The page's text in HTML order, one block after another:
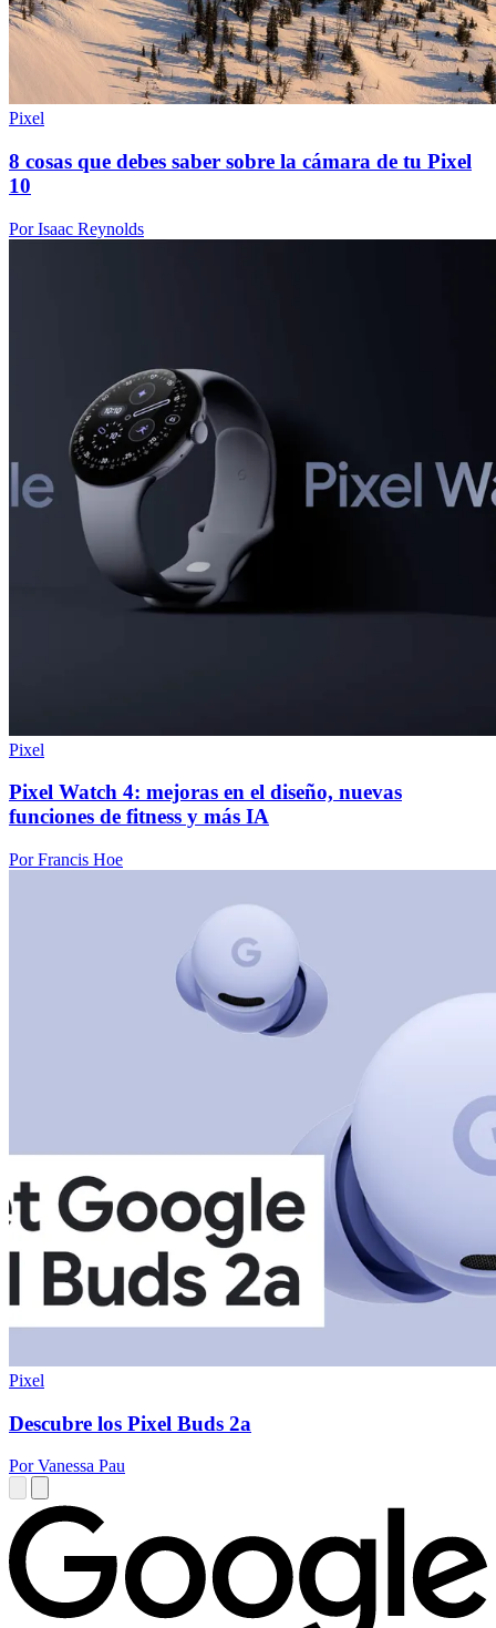
Pixel
8 cosas que debes saber sobre la cámara de tu Pixel
10
Por Isaac Reynolds
Pixel
Pixel Watch 4: mejoras en el diseño, nuevas
funciones de fitness y más IA
Por Francis Hoe
Pixel
Descubre los Pixel Buds 2a
Por Vanessa Pau